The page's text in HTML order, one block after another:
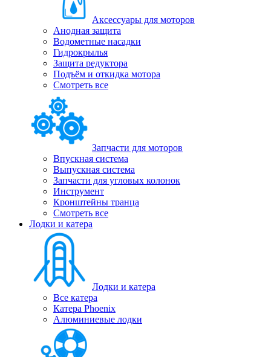
Аксессуары для моторов
Анодная защита
Водометные насадки
Гидрокрылья
Защита редуктора
Подъём и откидка мотора
Смотреть все
Запчасти для моторов
Впускная система
Выпускная система
Запчасти для угловых колонок
Инструмент
Кронштейны транца
Смотреть все
Лодки и катера
Лодки и катера
Все катера
Катера Phoenix
Алюминиевые лодки